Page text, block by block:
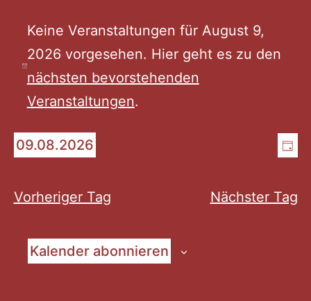
für
August
9,
2026
Hinweis
Keine Veranstaltungen für August 9,
2026 vorgesehen. Hier geht es zu den
nächsten bevorstehenden
Veranstaltungen.
Tag
09.08.2026
wählen.
Vorheriger Tag Nächster Tag
Kalender abonnieren